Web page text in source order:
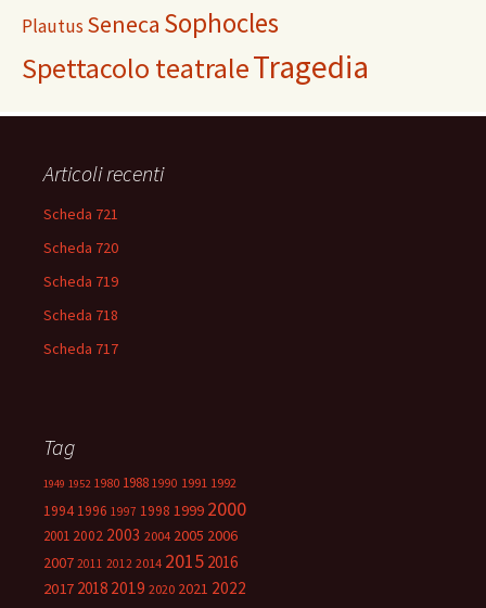
PlautusSeneca Sophocles
Spettacolo teatraleTragedia
Articoli recenti
Scheda 721
Scheda 720
Scheda 719
Scheda 718
Scheda 717
Tag
1949 1952 1980 1988 1990 1991 1992
1994 1996 1997 1998 1999 2000
2001 2002 2003 2004 2005 2006
2007 2011 2012 2014 2015 2016
2017 2018 2019 2020 2021 2022